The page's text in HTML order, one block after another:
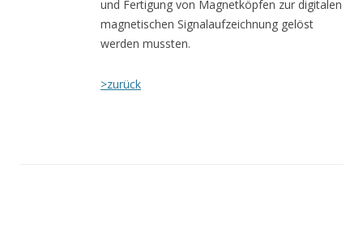
und Fertigung von Magnetköpfen zur digitalen
magnetischen Signalaufzeichnung gelöst
werden mussten.
>zurück